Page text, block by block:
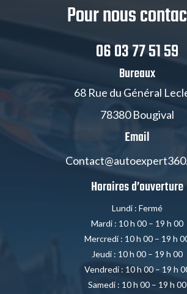
Pour nous
06 03 77 51 59
Bureaux
68 Rue du Général
78380 Bougival
Email
Horaires d’ouverture
Lundi : Fermé
Mardi : 10 h 00 – 19 h 00
Mercredi : 10 h 00 – 19 h
Jeudi : 10 h 00 – 19 h 00
Vendredi : 10 h 00 – 19 h
Samedi : 10 h 00 – 19 h 00